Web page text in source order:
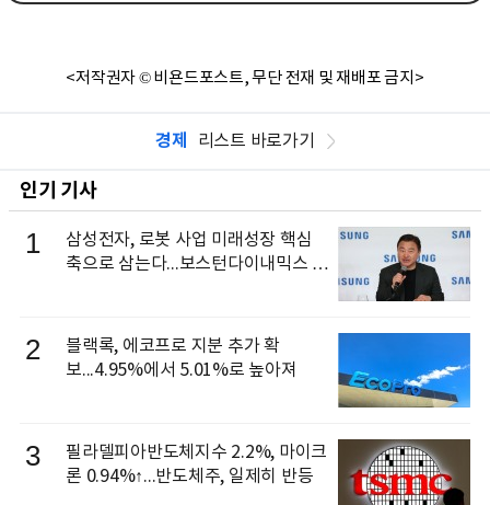
<저작권자 © 비욘드포스트, 무단 전재 및 재배포 금지>
경제 리스트 바로가기
인기 기사
1
삼성전자, 로봇 사업 미래성장 핵심
축으로 삼는다...보스턴다이내믹스 출
2
블랙록, 에코프로 지분 추가 확
보...4.95%에서 5.01%로 높아져
3
필라델피아반도체지수 2.2%, 마이크
론 0.94%↑...반도체주, 일제히 반등